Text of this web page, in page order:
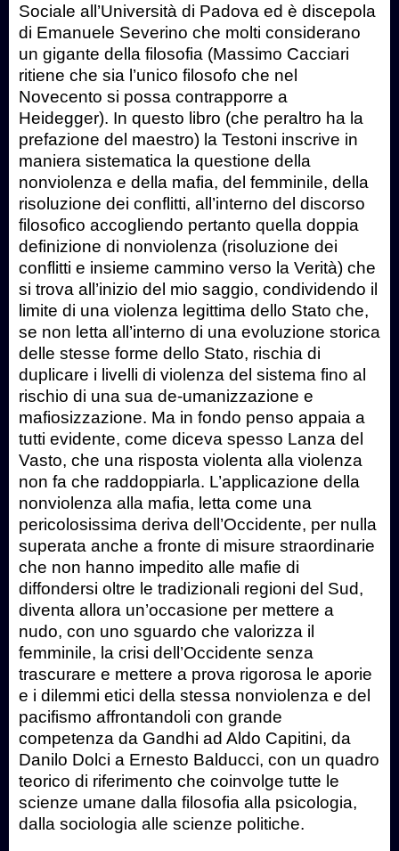
Sociale all’Università di Padova ed è discepola
di Emanuele Severino che molti considerano
un gigante della filosofia (Massimo Cacciari
ritiene che sia l’unico filosofo che nel
Novecento si possa contrapporre a
Heidegger). In questo libro (che peraltro ha la
prefazione del maestro) la Testoni inscrive in
maniera sistematica la questione della
nonviolenza e della mafia, del femminile, della
risoluzione dei conflitti, all’interno del discorso
filosofico accogliendo pertanto quella doppia
definizione di nonviolenza (risoluzione dei
conflitti e insieme cammino verso la Verità) che
si trova all’inizio del mio saggio, condividendo il
limite di una violenza legittima dello Stato che,
se non letta all’interno di una evoluzione storica
delle stesse forme dello Stato, rischia di
duplicare i livelli di violenza del sistema fino al
rischio di una sua de-umanizzazione e
mafiosizzazione. Ma in fondo penso appaia a
tutti evidente, come diceva spesso Lanza del
Vasto, che una risposta violenta alla violenza
non fa che raddoppiarla. L’applicazione della
nonviolenza alla mafia, letta come una
pericolosissima deriva dell’Occidente, per nulla
superata anche a fronte di misure straordinarie
che non hanno impedito alle mafie di
diffondersi oltre le tradizionali regioni del Sud,
diventa allora un’occasione per mettere a
nudo, con uno sguardo che valorizza il
femminile, la crisi dell’Occidente senza
trascurare e mettere a prova rigorosa le aporie
e i dilemmi etici della stessa nonviolenza e del
pacifismo affrontandoli con grande
competenza da Gandhi ad Aldo Capitini, da
Danilo Dolci a Ernesto Balducci, con un quadro
teorico di riferimento che coinvolge tutte le
scienze umane dalla filosofia alla psicologia,
dalla sociologia alle scienze politiche.